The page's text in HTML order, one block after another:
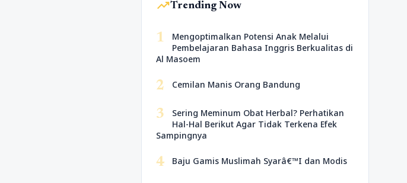
trending_upTrending Now
1
Mengoptimalkan Potensi Anak Melalui
Pembelajaran Bahasa Inggris Berkualitas di
Al Masoem
2 Cemilan Manis Orang Bandung
3
Sering Meminum Obat Herbal? Perhatikan
Hal-Hal Berikut Agar Tidak Terkena Efek
Sampingnya
4 Baju Gamis Muslimah Syarâ€™I dan Modis